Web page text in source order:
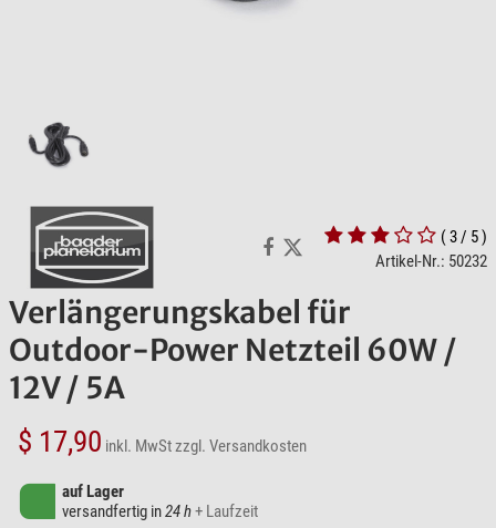
( 3 / 5 )
Artikel-Nr.: 50232
Verlängerungskabel für
Outdoor-Power Netzteil 60W /
12V / 5A
$ 17,90 inkl. MwStzzgl. Versandkosten
auf Lager
versandfertig in24 h+ Laufzeit